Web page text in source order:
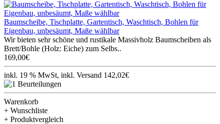
Baumscheibe, Tischplatte, Gartentisch, Waschtisch, Bohlen für
Eigenbau, unbesäumt, Maße wählbar
Wir bieten sehr schöne und rustikale Massivholz Baumscheiben als
Brett/Bohle (Holz: Eiche) zum Selbs..
169,00€
inkl. 19 % MwSt, inkl. Versand 142,02€
Warenkorb
+ Wunschliste
+ Produktvergleich